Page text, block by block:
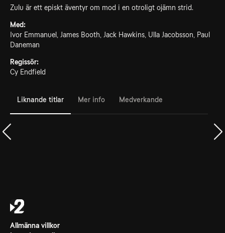
Zulu är ett episkt äventyr om mod i en otroligt ojämn strid.
Med:
Ivor Emmanuel, James Booth, Jack Hawkins, Ulla Jacobsson, Paul
Daneman
Regissör:
Cy Endfield
Liknande titlar Mer info Medverkande
Allmänna villkor